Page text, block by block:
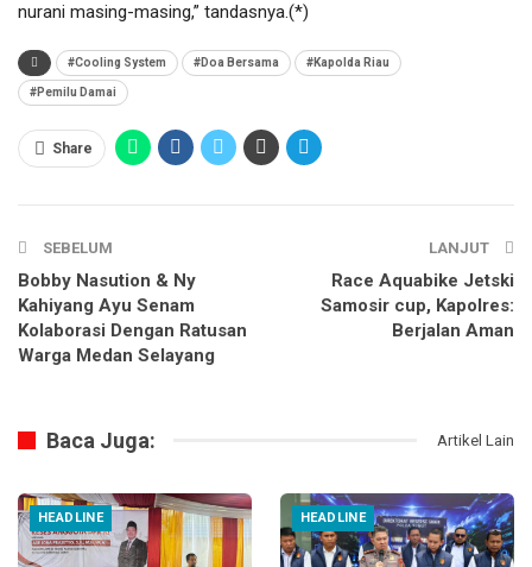
nurani masing-masing,” tandasnya.(*)
#Cooling System #Doa Bersama #Kapolda Riau
#Pemilu Damai
Share
SEBELUM
Bobby Nasution & Ny
Kahiyang Ayu Senam
Kolaborasi Dengan Ratusan
Warga Medan Selayang
LANJUT
Race Aquabike Jetski
Samosir cup, Kapolres:
Berjalan Aman
Baca Juga: Artikel Lain
HEADLINE HEADLINE